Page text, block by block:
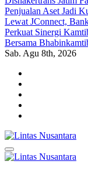
Penjualan Aset Jadi
Lewat JConnect,
Perkuat Sinergi
Bersama
Sab. Agu 8th, 2026
Lintas Nusantara
Membangun Bangsa